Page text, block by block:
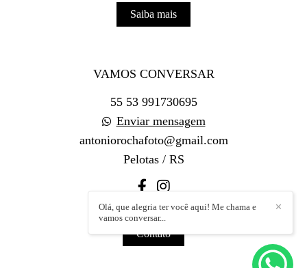
Saiba mais
VAMOS CONVERSAR
55 53 991730695
Enviar mensagem
antoniorochafoto@gmail.com
Pelotas / RS
Contato
✕
Olá, que alegria ter você aqui! Me chama e
vamos conversar...